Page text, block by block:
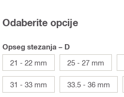
Odaberite opcije
Opseg stezanja – D
21 - 22 mm
25 - 27 mm
31 - 33 mm 33.5 - 36 mm